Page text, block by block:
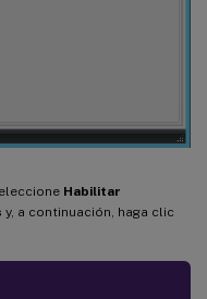
Habilitar
y, a continuación, haga clic